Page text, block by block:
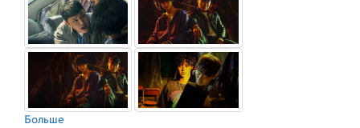
Больше